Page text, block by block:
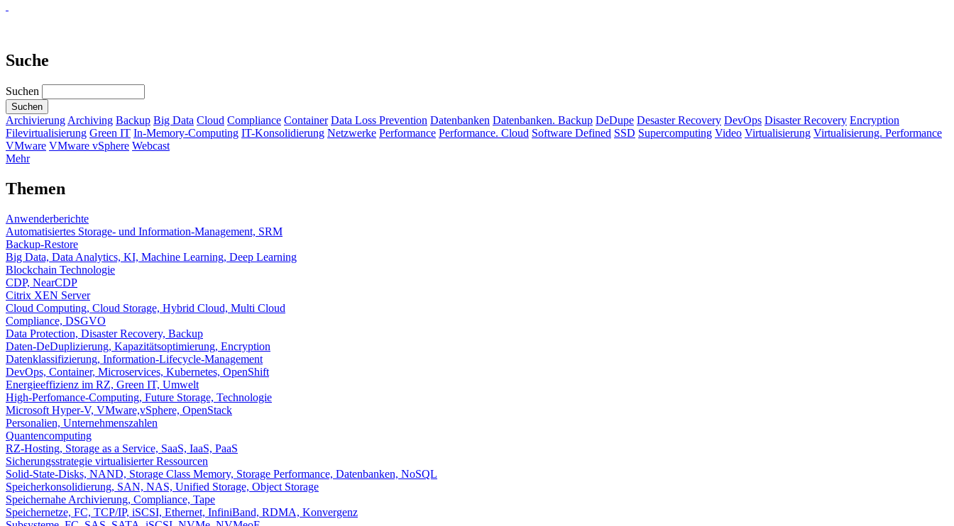
Suche
Suchen
Archivierung Archiving Backup Big Data Cloud Compliance Container Data Loss Prevention Datenbanken Datenbanken. Backup DeDupe Desaster Recovery DevOps Disaster Recovery Encryption
Filevirtualisierung Green IT In-Memory-Computing IT-Konsolidierung Netzwerke Performance Performance. Cloud Software Defined SSD Supercomputing Video Virtualisierung Virtualisierung. Performance
VMware VMware vSphere Webcast
Mehr
Themen
Anwenderberichte
Automatisiertes Storage- und Information-Management, SRM
Backup-Restore
Big Data, Data Analytics, KI, Machine Learning, Deep Learning
Blockchain Technologie
CDP, NearCDP
Citrix XEN Server
Cloud Computing, Cloud Storage, Hybrid Cloud, Multi Cloud
Compliance, DSGVO
Data Protection, Disaster Recovery, Backup
Daten-DeDuplizierung, Kapazitätsoptimierung, Encryption
Datenklassifizierung, Information-Lifecycle-Management
DevOps, Container, Microservices, Kubernetes, OpenShift
Energieeffizienz im RZ, Green IT, Umwelt
High-Perfomance-Computing, Future Storage, Technologie
Microsoft Hyper-V, VMware,vSphere, OpenStack
Personalien, Unternehmenszahlen
Quantencomputing
RZ-Hosting, Storage as a Service, SaaS, IaaS, PaaS
Sicherungsstrategie virtualisierter Ressourcen
Solid-State-Disks, NAND, Storage Class Memory, Storage Performance, Datenbanken, NoSQL
Speicherkonsolidierung, SAN, NAS, Unified Storage, Object Storage
Speichernahe Archivierung, Compliance, Tape
Speichernetze, FC, TCP/IP, iSCSI, Ethernet, InfiniBand, RDMA, Konvergenz